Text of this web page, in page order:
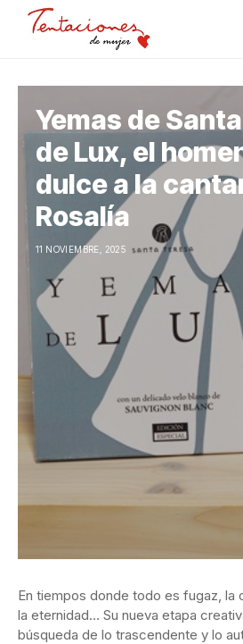
Yemas de
de Lux, el
dulce a la
Rosalía
11 NOVIEMBRE, 2025
En tiempos donde todo es fugaz, la
la eternidad… Su nueva etapa
búsqueda de lo trascendente y lo